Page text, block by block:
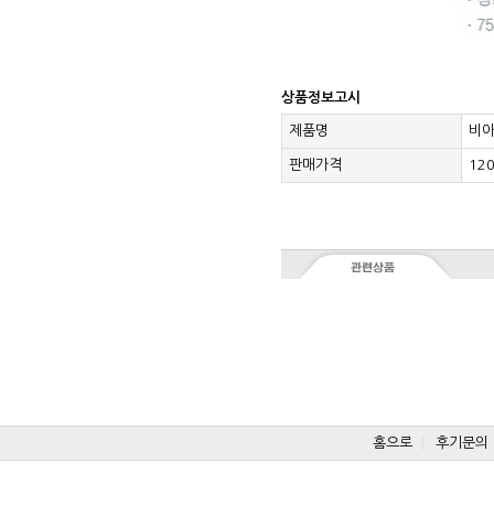
상품정보고시
제품명 비
판매가격
홈으로 후기문의